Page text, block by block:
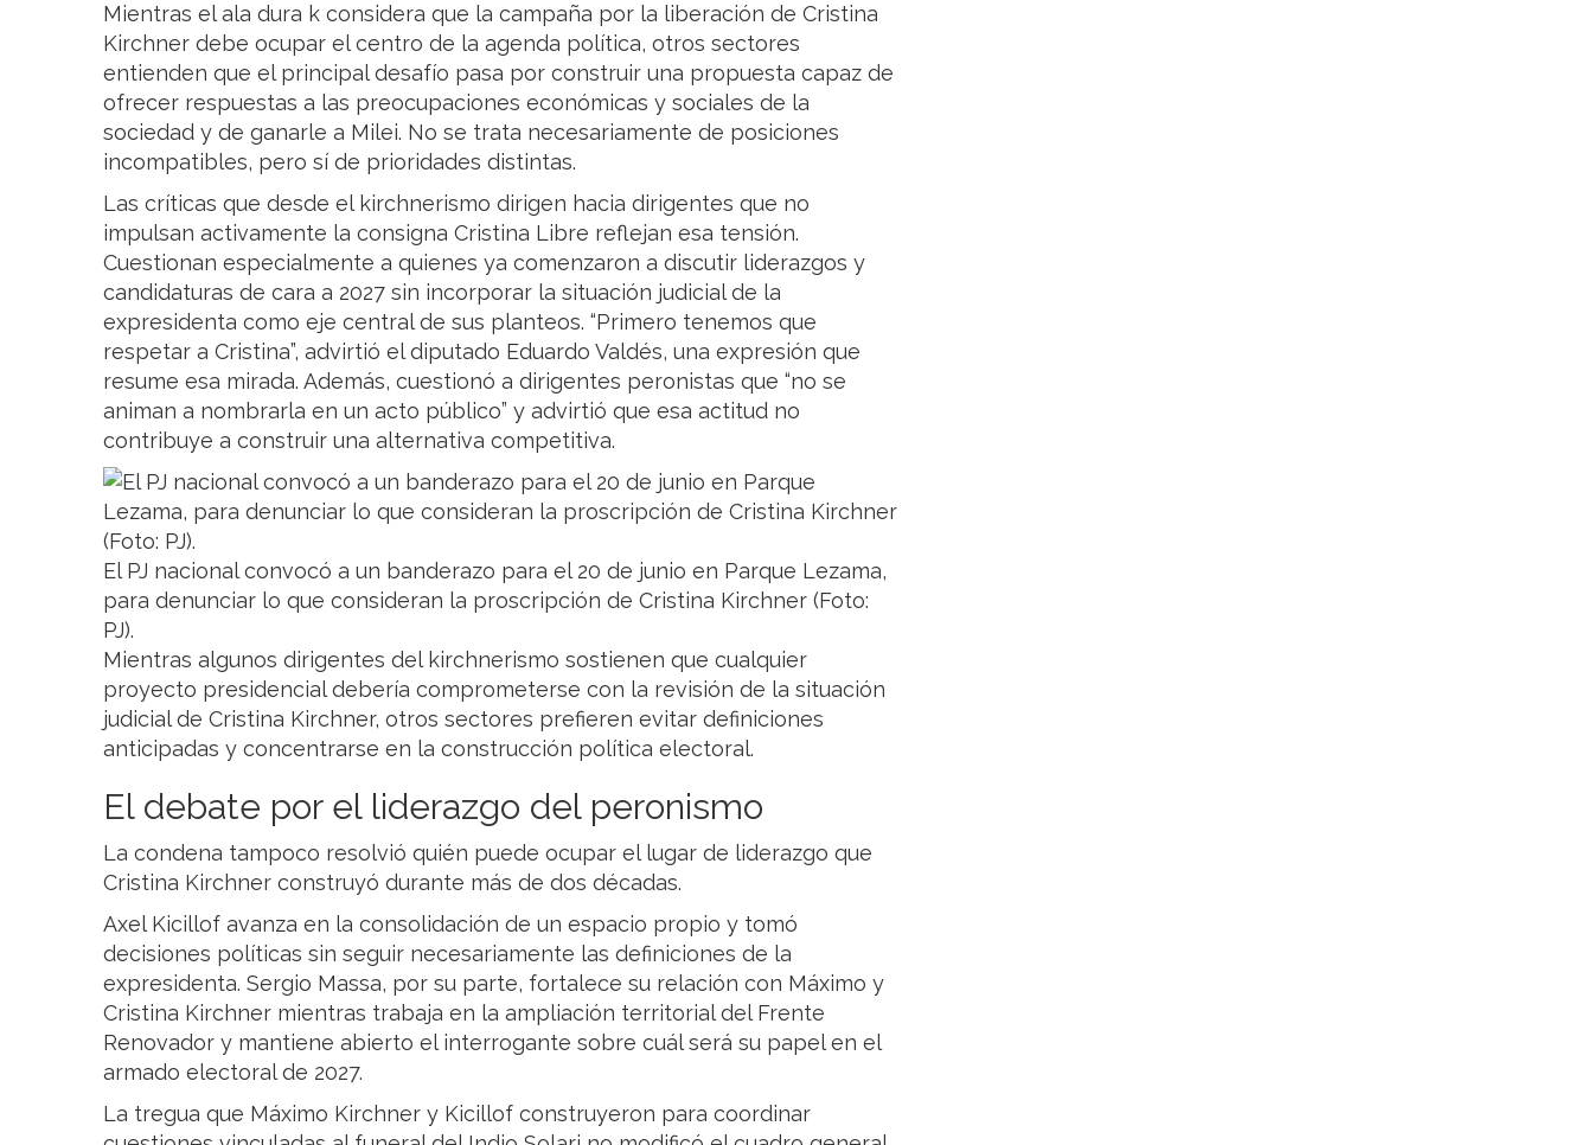
Mientras el ala dura k considera que la campaña por la liberación de Cristina
Kirchner debe ocupar el centro de la agenda política, otros sectores
entienden que el principal desafío pasa por construir una propuesta capaz de
ofrecer respuestas a las preocupaciones económicas y sociales de la
sociedad y de ganarle a Milei. No se trata necesariamente de posiciones
incompatibles, pero sí de prioridades distintas.
Las críticas que desde el kirchnerismo dirigen hacia dirigentes que no
impulsan activamente la consigna Cristina Libre reflejan esa tensión.
Cuestionan especialmente a quienes ya comenzaron a discutir liderazgos y
candidaturas de cara a 2027 sin incorporar la situación judicial de la
expresidenta como eje central de sus planteos. “Primero tenemos que
respetar a Cristina”, advirtió el diputado Eduardo Valdés, una expresión que
resume esa mirada. Además, cuestionó a dirigentes peronistas que “no se
animan a nombrarla en un acto público” y advirtió que esa actitud no
contribuye a construir una alternativa competitiva.
El PJ nacional convocó a un banderazo para el 20 de junio en Parque Lezama,
para denunciar lo que consideran la proscripción de Cristina Kirchner (Foto:
PJ).
Mientras algunos dirigentes del kirchnerismo sostienen que cualquier
proyecto presidencial debería comprometerse con la revisión de la situación
judicial de Cristina Kirchner, otros sectores prefieren evitar definiciones
anticipadas y concentrarse en la construcción política electoral.
El debate por el liderazgo del peronismo
La condena tampoco resolvió quién puede ocupar el lugar de liderazgo que
Cristina Kirchner construyó durante más de dos décadas.
Axel Kicillof avanza en la consolidación de un espacio propio y tomó
decisiones políticas sin seguir necesariamente las definiciones de la
expresidenta. Sergio Massa, por su parte, fortalece su relación con Máximo y
Cristina Kirchner mientras trabaja en la ampliación territorial del Frente
Renovador y mantiene abierto el interrogante sobre cuál será su papel en el
armado electoral de 2027.
La tregua que Máximo Kirchner y Kicillof construyeron para coordinar